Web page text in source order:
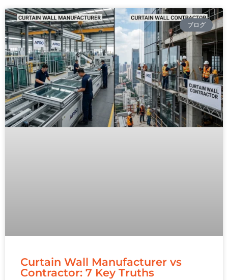
ブログ
Curtain Wall Manufacturer vs
Contractor: 7 Key Truths